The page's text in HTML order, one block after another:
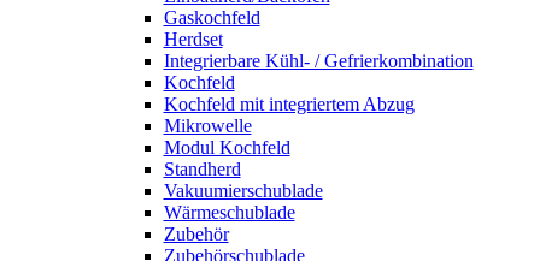
Gaskochfeld
Herdset
Integrierbare Kühl- / Gefrierkombination
Kochfeld
Kochfeld mit integriertem Abzug
Mikrowelle
Modul Kochfeld
Standherd
Vakuumierschublade
Wärmeschublade
Zubehör
Zubehörschublade